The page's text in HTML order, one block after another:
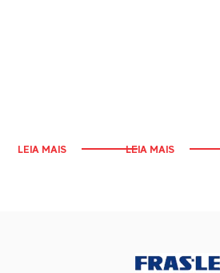
LEIA MAIS LEIA MAIS